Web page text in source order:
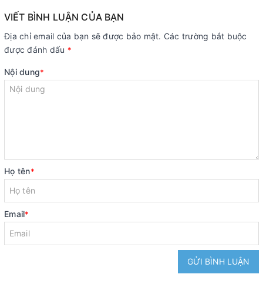
VIẾT BÌNH LUẬN CỦA BẠN
Địa chỉ email của bạn sẽ được bảo mật. Các trường bắt buộc
được đánh dấu *
Nội dung*
Họ tên*
Email*
GỬI BÌNH LUẬN